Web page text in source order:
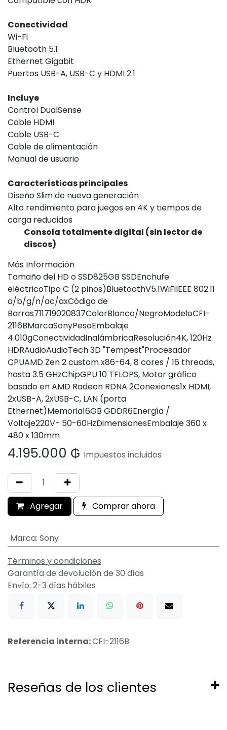
Conectividad
Wi-Fi
Bluetooth 5.1
Ethernet Gigabit
Puertos USB-A, USB-C y HDMI 2.1
Incluye
Control DualSense
Cable HDMI
Cable USB-C
Cable de alimentación
Manual de usuario
Características principales
Diseño Slim de nueva generación
Alto rendimiento para juegos en 4K y tiempos de
carga reducidos
Consola totalmente digital (sin lector de
discos)
Más Información
Tamaño del HD o SSD825GB SSDEnchufe
eléctricoTipo C (2 pinos)BluetoothV5.1WiFiIEEE 802.11
a/b/g/n/ac/axCódigo de
Barras711719020837ColorBlanco/NegroModeloCFI-
2116BMarcaSonyPesoEmbalaje
4.010gConectividadInalámbricaResolución4K, 120Hz
HDRAudioAudioTech 3D "Tempest"Procesador
CPUAMD Zen 2 custom x86-64, 8 cores / 16 threads,
hasta 3.5 GHzChipGPU 10 TFLOPS, Motor gráfico
basado en AMD Radeon RDNA 2Conexiones1x HDMI,
2xUSB-A, 2xUSB-C, LAN (porta
Ethernet)Memoria16GB GDDR6Energía /
Voltaje220V- 50-60HzDimensionesEmbalaje 360 x
480 x 130mm
4.195.000 ₲ Impuestos incluidos
Agregar Comprar ahora
Marca: Sony
Términos y condiciones
Garantía de devolución de 30 días
Envío: 2-3 días hábiles
Referencia interna:CFI-2116B
Reseñas de los clientes